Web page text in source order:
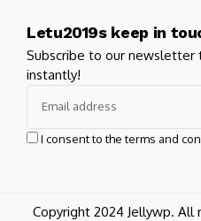
Letu2019s keep in
Subscribe to our
instantly!
I consent to the terms and
Copyright 2024 Jellywp.